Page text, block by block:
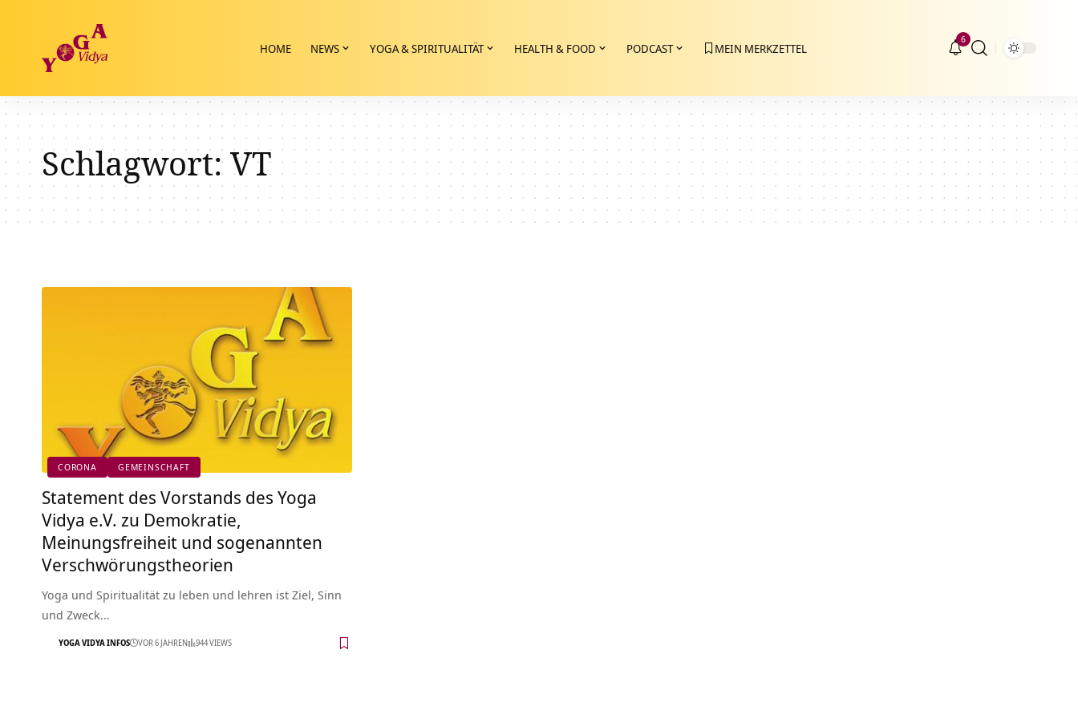
HOME NEWS YOGA & SPIRITUALITÄT HEALTH & FOOD PODCAST MEIN MERKZETTEL
6
Schlagwort:VT
CORONA GEMEINSCHAFT
Statement des Vorstands des Yoga
Vidya e.V. zu Demokratie,
Meinungsfreiheit und sogenannten
Verschwörungstheorien
Yoga und Spiritualität zu leben und lehren ist Ziel, Sinn
und Zweck…
YOGA VIDYA INFOS VOR 6 JAHREN 944 VIEWS